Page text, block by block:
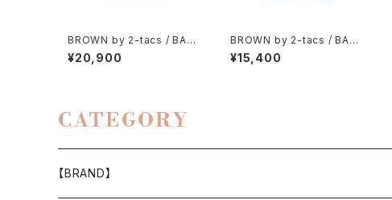
BROWN by 2-tacs / BAA
POCKET（TIE DYE）
¥20,900
BROWN by 2-tacs / BAA
WIDE
¥15,400
CATEGORY
【BRAND】